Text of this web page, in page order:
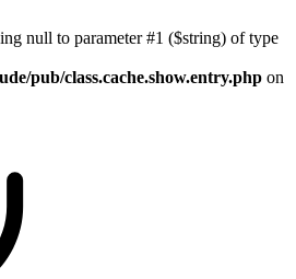
null to parameter #1 ($string) of type
pub/class.cache.show.entry.php on